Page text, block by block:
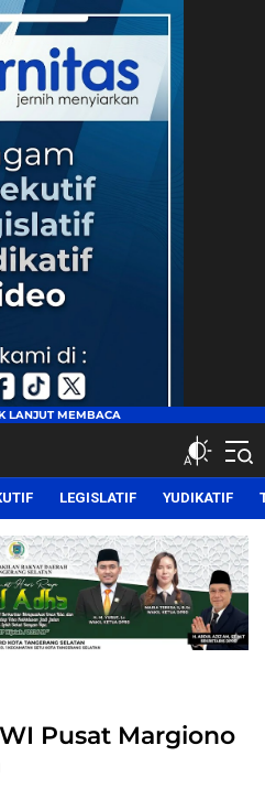
LEGISLATIF YUDIKATIF
Pusat Margiono